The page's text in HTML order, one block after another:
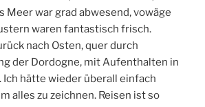
Meer war grad abwesend, vowäge
waren fantastisch frisch.
nach Osten, quer durch
der Dordogne, mit Aufenthalten in
Ich hätte wieder überall einfach
alles zu zeichnen. Reisen ist so